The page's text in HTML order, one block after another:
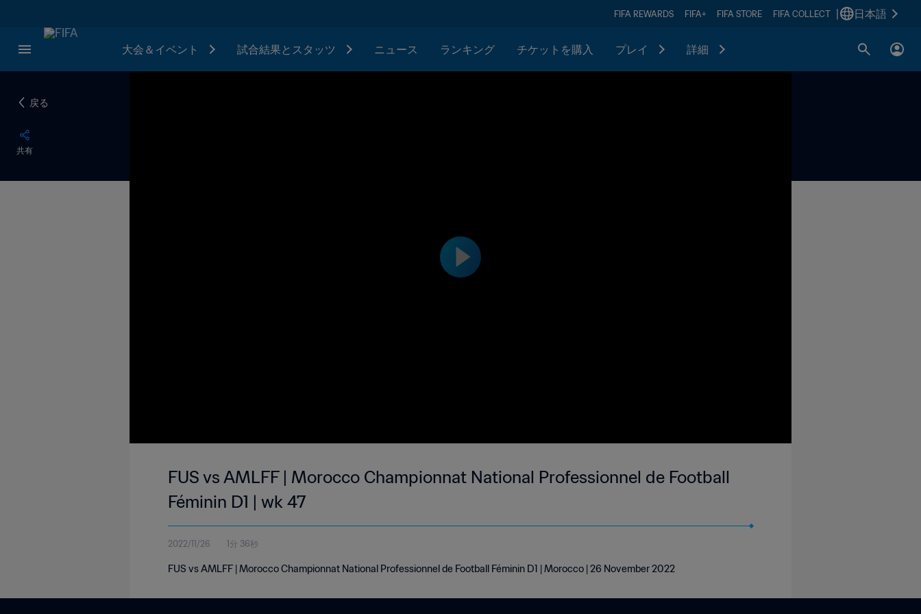
FIFA REWARDS FIFA+ FIFA STORE FIFA COLLECT 日本語
大会＆イベント 試合結果とスタッツ ニュース ランキング チケットを購入 プレイ 詳細
戻る
共有
FUS vs AMLFF | Morocco Championnat National Professionnel de Football
Féminin D1 | wk 47
2022/11/26 1分 36秒
FUS vs AMLFF | Morocco Championnat National Professionnel de Football Féminin D1 | Morocco | 26 November 2022